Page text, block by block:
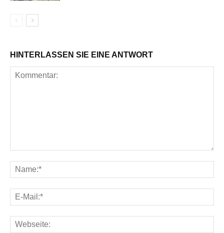
HINTERLASSEN SIE EINE ANTWORT